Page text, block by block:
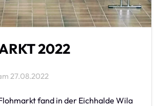
2022
27.08.2022
fand in der Eichhalde Wila